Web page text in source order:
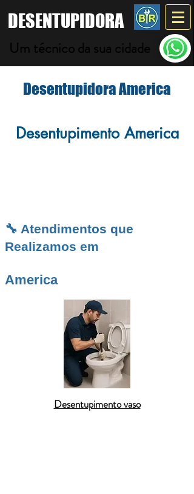
DESENTUPIDORA
Um técnico da sua cidade
Desentupidora America
Desentupimento America
🔧 Atendimentos que
Realizamos em
America
Desentupimento vaso